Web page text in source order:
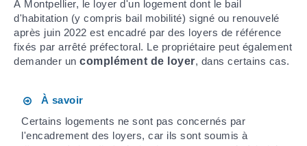
À Montpellier, le loyer d'un logement dont le bail
d'habitation (y compris bail mobilité) signé ou renouvelé
après juin 2022 est encadré par des loyers de référence
fixés par arrêté préfectoral. Le propriétaire peut également
demander un complément de loyer, dans certains cas.
À savoir
Certains logements ne sont pas concernés par
l'encadrement des loyers, car ils sont soumis à